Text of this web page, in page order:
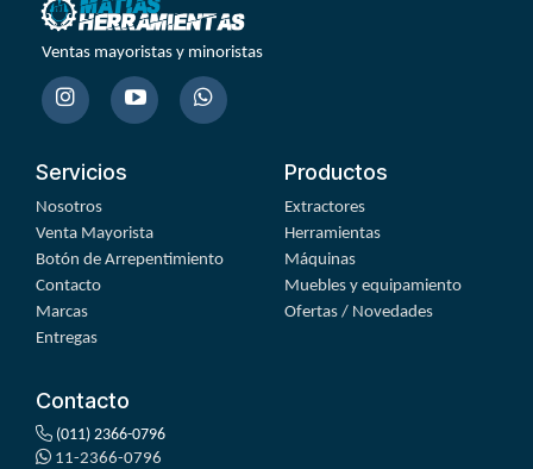
Ventas mayoristas y minoristas
Servicios
Nosotros
Venta Mayorista
Botón de Arrepentimiento
Contacto
Marcas
Entregas
Productos
Extractores
Herramientas
Máquinas
Muebles y equipamiento
Ofertas / Novedades
Contacto
(011) 2366-0796
11-2366-0796